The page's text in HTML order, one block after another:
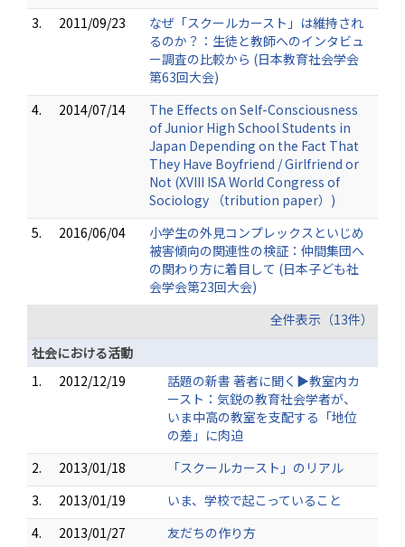
3.
2011/09/23
なぜ「スクールカースト」は維持され
るのか？：生徒と教師へのインタビュ
ー調査の比較から (日本教育社会学会
第63回大会)
4.
2014/07/14
The Effects on Self-Consciousness
of Junior High School Students in
Japan Depending on the Fact That
They Have Boyfriend / Girlfriend or
Not (XVIII ISA World Congress of
Sociology （tribution paper）)
5.
2016/06/04
小学生の外見コンプレックスといじめ
被害傾向の関連性の検証：仲間集団へ
の関わり方に着目して (日本子ども社
会学会第23回大会)
全件表示（13件）
社会における活動
1.
2012/12/19
話題の新書 著者に聞く▶教室内カ
ースト：気鋭の教育社会学者が、
いま中高の教室を支配する「地位
の差」に肉迫
2.
2013/01/18
「スクールカースト」のリアル
3.
2013/01/19
いま、学校で起こっていること
4.
2013/01/27
友だちの作り方